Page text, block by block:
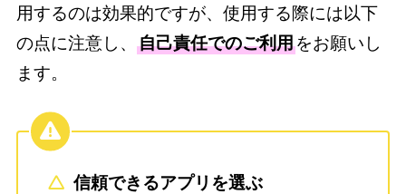
用するのは効果的ですが、使用する際には以下
の点に注意し、 自己責任でのご利用をお願いし
ます。
信頼できるアプリを選ぶ